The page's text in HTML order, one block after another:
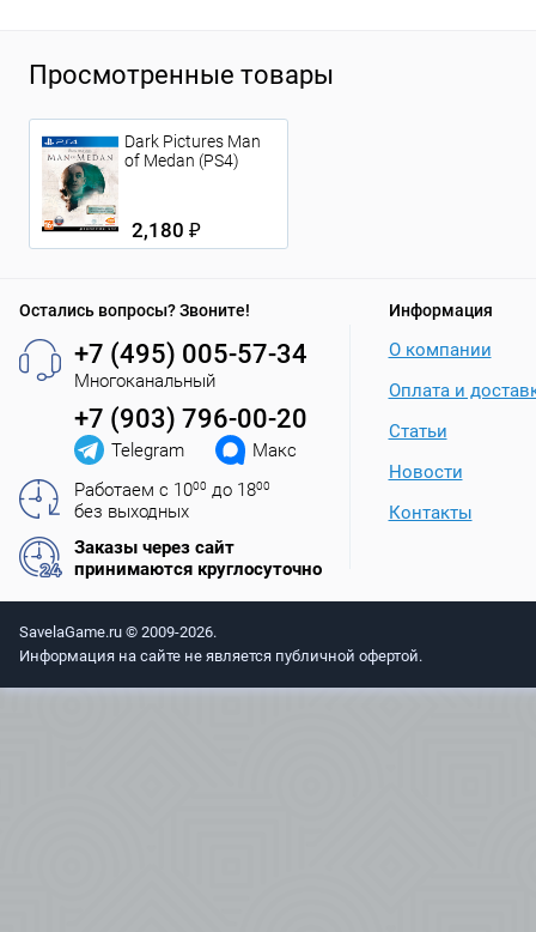
Просмотренные товары
Dark Pictures Man
of Medan (PS4)
2,180 ₽
Остались вопросы? Звоните!
+7 (495) 005-57-34
Многоканальный
+7 (903) 796-00-20
Telegram
Макс
Работаем с 1000 до 1800
без выходных
Заказы через сайт
принимаются круглосуточно
Информация
О компании
Оплата и
Статьи
Новости
Контакты
SavelaGame.ru © 2009-2026.
Информация на сайте не является публичной офертой.